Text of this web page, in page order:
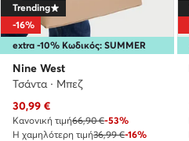
extra -10% Κωδικός: SUMMER
Trending
-16%
Nine West
Τσάντα · Μπεζ
Τρέχουσα τιμή
30,99 €
Κανονική τιμή66,90 €-53%
Η χαμηλότερη τιμή36,99 €-16%